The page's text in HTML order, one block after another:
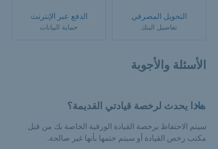
التحويل المصرفي
تفاصيل البنك
الدفع عبر الإنترنت
حماية البيانات
الأسئلة والأجوبة
ماذا يحدث لرخصة قيادتي القديمة؟
سيتم الاحتفاظ برخصة القيادة الورقية الخاصة بك من قبل
مكتب رخص القيادة أو سيتم ختمها بأنها غير صالحة.